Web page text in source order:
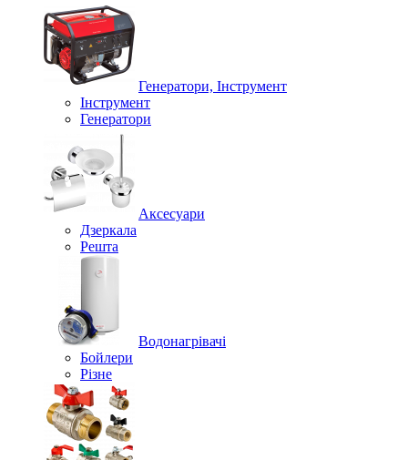
Генератори, Інструмент
Інструмент
Генератори
Аксесуари
Дзеркала
Решта
Водонагрівачі
Бойлери
Різне